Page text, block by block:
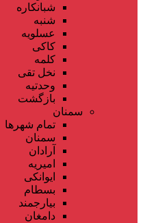
شبانکاره
شنبه
عسلویه
کاکی
کلمه
نخل تقی
وحدتیه
بازگشت
سمنان
تمام شهر‌ها
سمنان
آرادان
امیریه
ایوانکی
بسطام
بیارجمند
دامغان